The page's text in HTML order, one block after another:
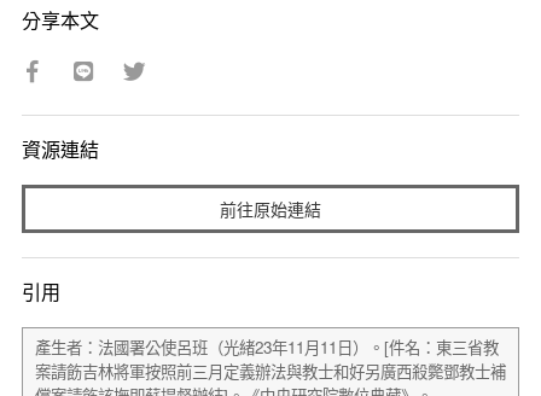
分享本文
資源連結
前往原始連結
引用